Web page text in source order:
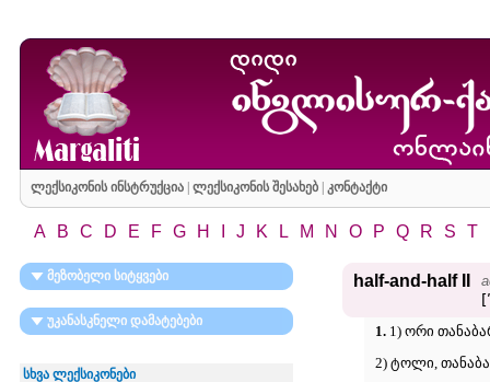
ლექსიკონის ინსტრუქცია| ლექსიკონის შესახებ| კონტაქტი
A B C D E F G H J K L M N O P Q R S T
მეზობელი სიტყვები
უკანასკნელი დამატებები
სხვა ლექსიკონები
half-and-half II
1.1) ორი
2) ტოლი,